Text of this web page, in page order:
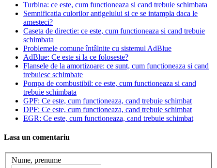
Turbina: ce este, cum functioneaza si cand trebuie schimbata
Semnificatia culorilor antigelului si ce se intampla daca le
amesteci?
Caseta de directie: ce este, cum functioneaza si cand trebuie
schimbata
Problemele comune întâlnite cu sistemul AdBlue
AdBlue: Ce este si la ce foloseste?
Flansele de la amortizoare: ce sunt, cum functioneaza si cand
trebuiesc schimbate
Pompa de combustibil: ce este, cum functioneaza si cand
trebuie schimbata
GPF: Ce este, cum functioneaza, cand trebuie schimbat
DPF: Ce este, cum functioneaza, cand trebuie schimbat
EGR: Ce este, cum functioneaza, cand trebuie schimbat
Lasa un comentariu
Nume, prenume